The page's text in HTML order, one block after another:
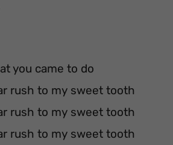
you came to do
rush to my sweet tooth
rush to my sweet tooth
rush to my sweet tooth